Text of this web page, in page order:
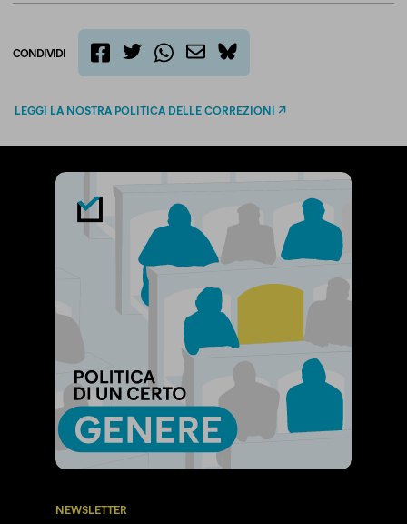
CONDIVIDI
bluesky
LEGGI LA NOSTRA POLITICA DELLE CORREZIONI
NEWSLETTER